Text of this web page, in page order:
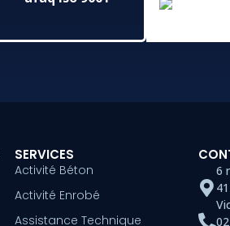
SERVICES
Activité Béton
Activité Enrobé
Assistance Technique
6